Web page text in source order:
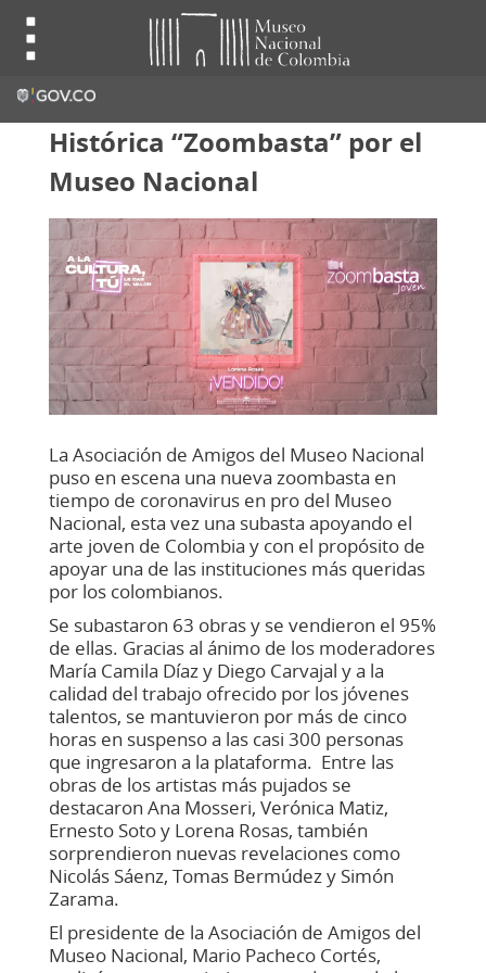
Histórica “Zoombasta” por el
Museo Nacional
La Asociación de Amigos del Museo Nacional
puso en escena una nueva zoombasta en
tiempo de coronavirus en pro del Museo
Nacional, esta vez una subasta apoyando el
arte joven de Colombia y con el propósito de
apoyar una de las instituciones más queridas
por los colombianos.
Se subastaron 63 obras y se vendieron el 95%
de ellas. Gracias al ánimo de los moderadores
María Camila Díaz y Diego Carvajal y a la
calidad del trabajo ofrecido por los jóvenes
talentos, se mantuvieron por más de cinco
horas en suspenso a las casi 300 personas
que ingresaron a la plataforma. Entre las
obras de los artistas más pujados se
destacaron Ana Mosseri, Verónica Matiz,
Ernesto Soto y Lorena Rosas, también
sorprendieron nuevas revelaciones como
Nicolás Sáenz, Tomas Bermúdez y Simón
Zarama.
El presidente de la Asociación de Amigos del
Museo Nacional, Mario Pacheco Cortés,